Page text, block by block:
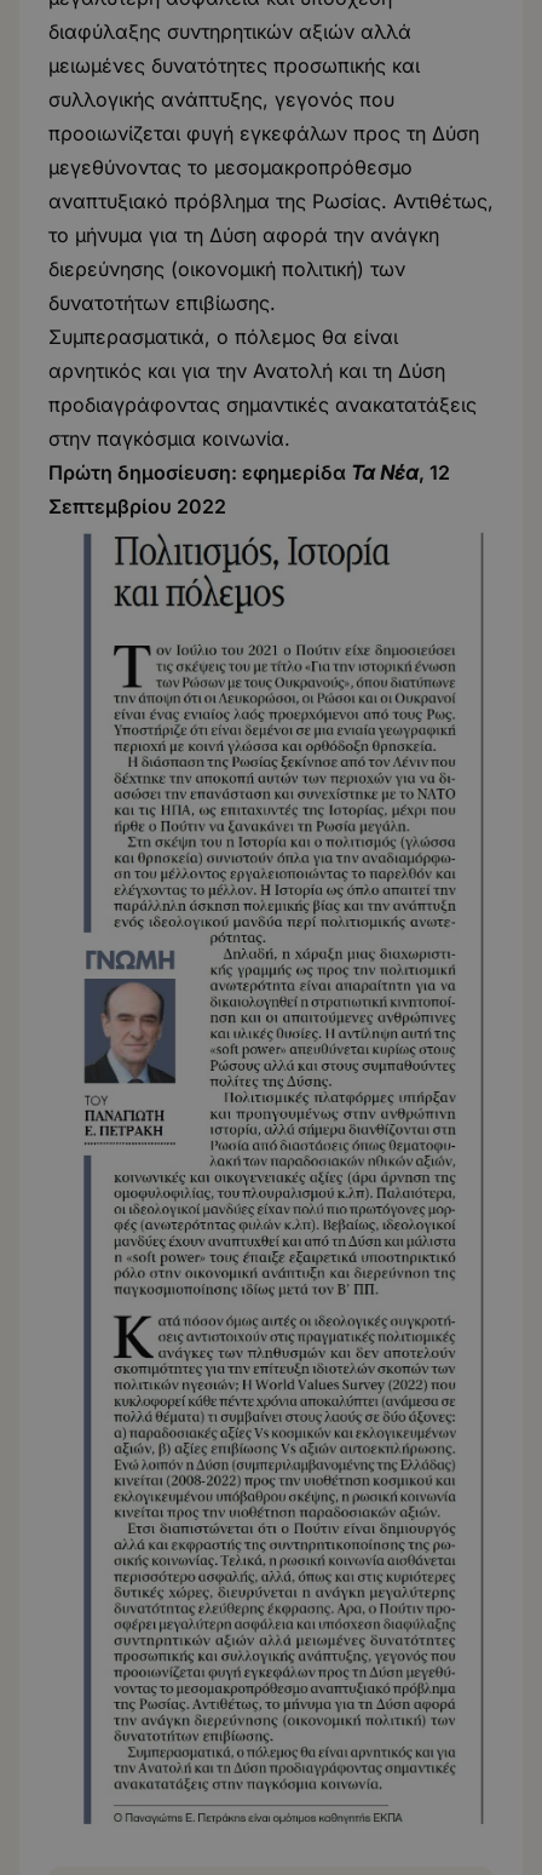
διαφύλαξης συντηρητικών αξιών αλλά
μειωμένες δυνατότητες προσωπικής και
συλλογικής ανάπτυξης, γεγονός που
προοιωνίζεται φυγή εγκεφάλων προς τη Δύση
μεγεθύνοντας το μεσομακροπρόθεσμο
αναπτυξιακό πρόβλημα της Ρωσίας. Αντιθέτως,
το μήνυμα για τη Δύση αφορά την ανάγκη
διερεύνησης (οικονομική πολιτική) των
δυνατοτήτων επιβίωσης.
Συμπερασματικά, ο πόλεμος θα είναι
αρνητικός και για την Ανατολή και τη Δύση
προδιαγράφοντας σημαντικές ανακατατάξεις
στην παγκόσμια κοινωνία.
Πρώτη δημοσίευση: εφημερίδα Τα Νέα, 12
Σεπτεμβρίου 2022